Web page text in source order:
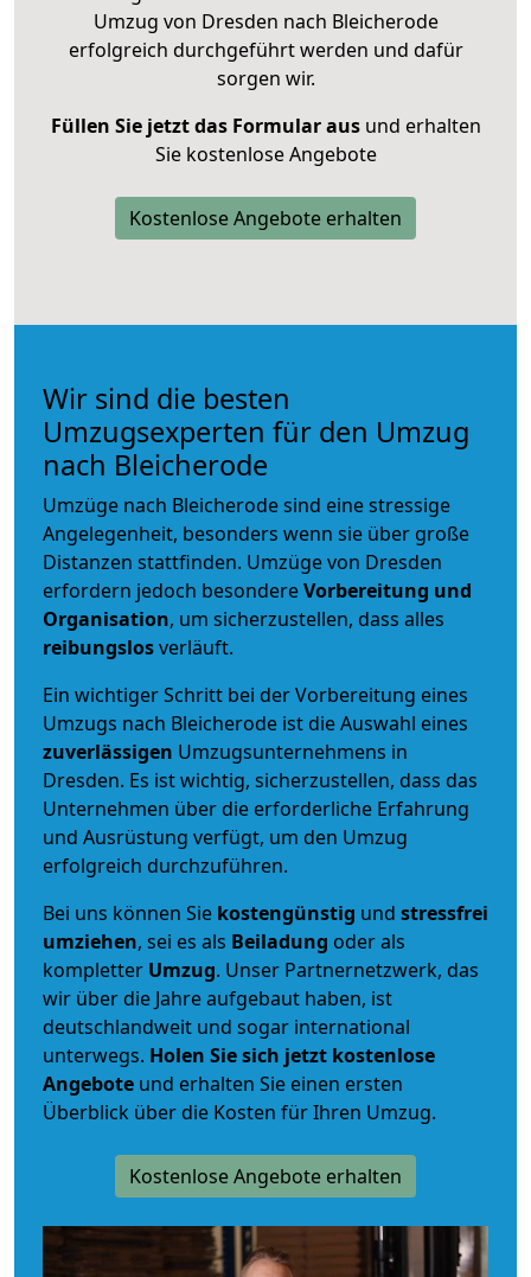
Umzug von Dresden nach Bleicherode
erfolgreich durchgeführt werden und dafür
sorgen wir.
Füllen Sie jetzt das Formular ausund erhalten
Sie kostenlose Angebote
Kostenlose Angebote erhalten
Wir sind die besten
Umzugsexperten für den Umzug
nach Bleicherode
Umzüge nach Bleicherode sind eine stressige
Angelegenheit, besonders wenn sie über große
Distanzen stattfinden. Umzüge von Dresden
erfordern jedoch besondereVorbereitung und
Organisation, um sicherzustellen, dass alles
reibungslosverläuft.
Ein wichtiger Schritt bei der Vorbereitung eines
Umzugs nach Bleicherode ist die Auswahl eines
zuverlässigen Umzugsunternehmens in
Dresden. Es ist wichtig, sicherzustellen, dass das
Unternehmen über die erforderliche Erfahrung
und Ausrüstung verfügt, um den Umzug
erfolgreich durchzuführen.
Bei uns können Sie kostengünstig und stressfrei
umziehen, sei es als Beiladung oder als
kompletter Umzug. Unser Partnernetzwerk, das
wir über die Jahre aufgebaut haben, ist
deutschlandweit und sogar international
unterwegs. Holen Sie sich jetzt kostenlose
Angebote und erhalten Sie einen ersten
Überblick über die Kosten für Ihren Umzug.
Kostenlose Angebote erhalten